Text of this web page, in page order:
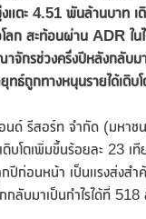
แตะ 4.51 พันล้านบาท เ
โลก สะท้อนผ่าน ADR ใน
าจักรช่วงครึ่งปีหลังกลับม
ทธ์ถูกทางหนุนรายได้เติบ
นด์ รีสอร์ท จำกัด (มหาชน
บโตเพิ่มขึ้นร้อยละ 23 เ
กปีก่อนหน้า เป็นแรงส่งส
ลับมาเป็นกำไรได้ที่